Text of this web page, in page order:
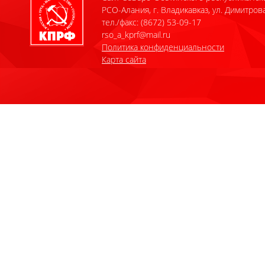
РСО-Алания, г. Владикавказ, ул.
тел./факс: (8672) 53-09-17
rso_a_kprf@mail.ru
Политика конфиденциальности
Карта сайта